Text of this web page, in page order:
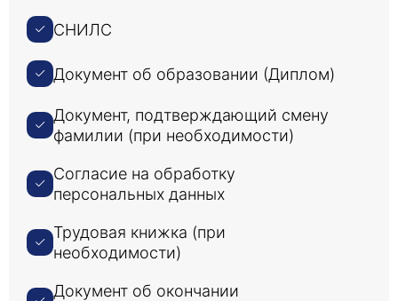
СНИЛС
Документ об образовании (Диплом)
Документ, подтверждающий смену
фамилии (при необходимости)
Согласие на обработку
персональных данных
Трудовая книжка (при
необходимости)
Документ об окончании